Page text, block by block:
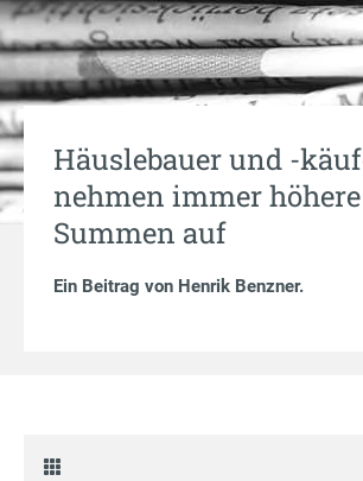
Häuslebauer und -
nehmen immer höhere
Summen auf
Ein Beitrag von Henrik Benzner.